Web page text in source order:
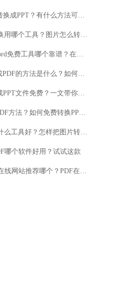
12.如何将PDF转换成PPT？有什么方法可以实现PDF到PPT的转换？
13.文件格式转换用哪个工具？图片怎么转换成pdf格式的方法介绍
14.在线pdf转word免费工具哪个靠谱？在线pdf转word的方法介绍
15.将PPT转换成PDF的方法是什么？如何将PPT转换成PDF？
16.PDF怎么转成PPT文件免费？一文带你了解
17.免费PPT转PDF方法？如何免费转换PPT为PDF？
18.格式转换用什么工具好？怎样把图片转换成pdf方法分享
哪个软件好用？试试这款
20.PDF转Word在线网站推荐哪个？PDF在线转换格式网站强烈推荐